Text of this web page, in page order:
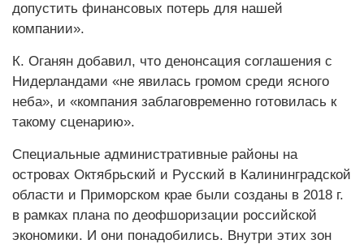
допустить финансовых потерь для нашей
компании».
К. Оганян добавил, что денонсация соглашения с
Нидерландами «не явилась громом среди ясного
неба», и «компания заблаговременно готовилась к
такому сценарию».
Специальные административные районы на
островах Октябрьский и Русский в Калининградской
области и Приморском крае были созданы в 2018 г.
в рамках плана по деофшоризации российской
экономики. И они понадобились. Внутри этих зон